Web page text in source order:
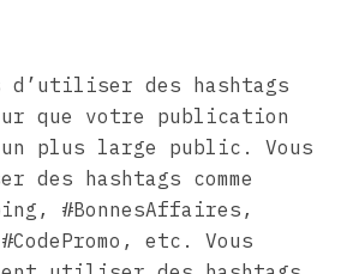
d’utiliser des hashtags
que votre publication
plus large public. Vous
des hashtags comme
#BonnesAffaires,
etc. Vous